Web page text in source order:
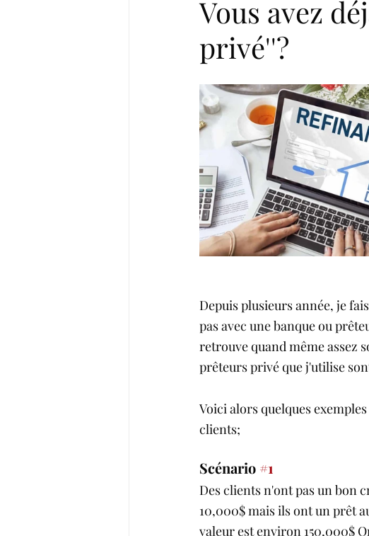
Vous avez
privé''?
Depuis plusieurs année, je
pas avec une banque ou
retrouve quand même assez
prêteurs privé que j'utilise
Voici alors quelques
clients;
Scénario #1
Des clients n'ont pas un bon
10,000$ mais ils ont un prêt
valeur est environ 150,000$